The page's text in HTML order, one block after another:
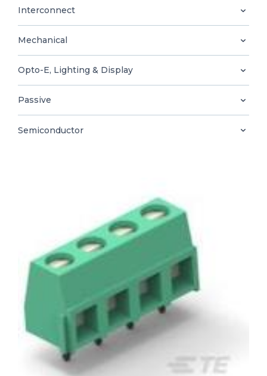
TH
Interconnect
Mechanical
Opto-E, Lighting & Display
Passive
Semiconductor